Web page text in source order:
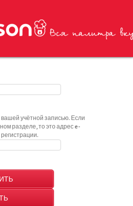
учётной записью. Если
разделе, то это адрес e-